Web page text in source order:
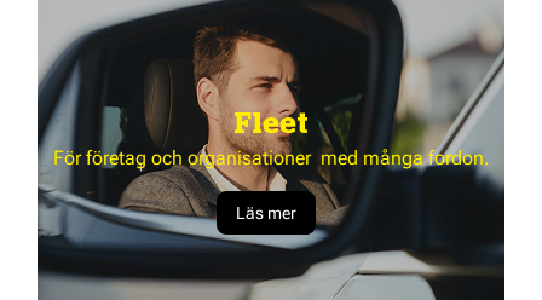
Fleet
För företag och organisationer med många fordon.
Läs mer